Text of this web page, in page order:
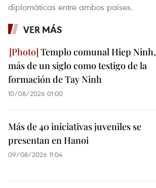
diplomáticas entre ambos países.
VER MÁS
Templo comunal Hiep Ninh,
más de un siglo como testigo de la
formación de Tay Ninh
10/08/2026 01:00
Más de 40 iniciativas juveniles se
presentan en Hanoi
09/08/2026 11:04